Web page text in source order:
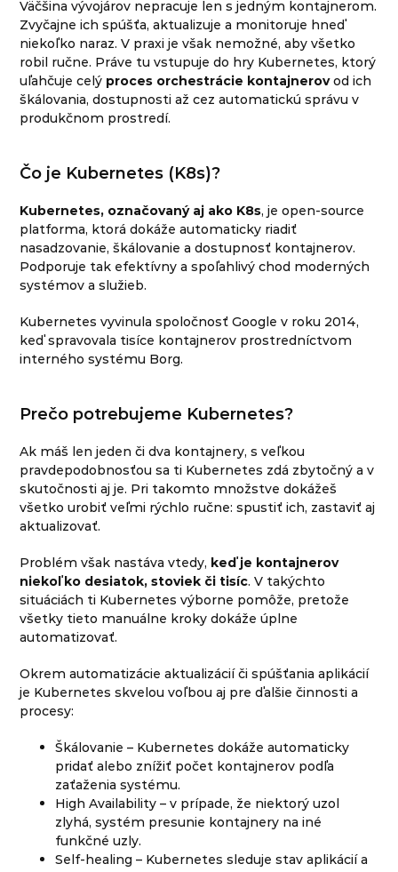
Väčšina vývojárov nepracuje len s jedným kontajnerom.
Zvyčajne ich spúšťa, aktualizuje a monitoruje hneď
niekoľko naraz. V praxi je však nemožné, aby všetko
robil ručne. Práve tu vstupuje do hry Kubernetes, ktorý
uľahčuje celý proces orchestrácie kontajnerovod ich
škálovania, dostupnosti až cez automatickú správu v
produkčnom prostredí.
Čo je Kubernetes (K8s)?
Kubernetes, označovaný aj ako K8s, je open-source
platforma, ktorá dokáže automaticky riadiť
nasadzovanie, škálovanie a dostupnosť kontajnerov.
Podporuje tak efektívny a spoľahlivý chod moderných
systémov a služieb.
Kubernetes vyvinula spoločnosť Google v roku 2014,
keď spravovala tisíce kontajnerov prostredníctvom
interného systému Borg.
Prečo potrebujeme Kubernetes?
Ak máš len jeden či dva kontajnery, s veľkou
pravdepodobnosťou sa ti Kubernetes zdá zbytočný a v
skutočnosti aj je. Pri takomto množstve dokážeš
všetko urobiť veľmi rýchlo ručne: spustiť ich, zastaviť aj
aktualizovať.
Problém však nastáva vtedy, keď je kontajnerov
niekoľko desiatok, stoviek či tisíc. V takýchto
situáciách ti Kubernetes výborne pomôže, pretože
všetky tieto manuálne kroky dokáže úplne
automatizovať.
Okrem automatizácie aktualizácií či spúšťania aplikácií
je Kubernetes skvelou voľbou aj pre ďalšie činnosti a
procesy:
Škálovanie – Kubernetes dokáže automaticky
pridať alebo znížiť počet kontajnerov podľa
zaťaženia systému.
High Availability – v prípade, že niektorý uzol
zlyhá, systém presunie kontajnery na iné
funkčné uzly.
Self-healing – Kubernetes sleduje stav aplikácií a